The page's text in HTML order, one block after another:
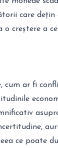
care dețin
o creștere a
cum ar fi
ce poate